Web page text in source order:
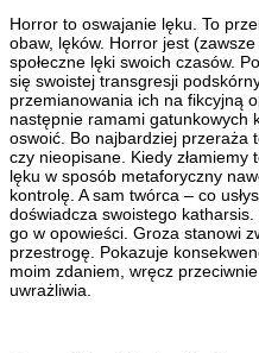
Horror to oswajanie lęku. To
obaw, lęków. Horror jest (zawsze
społeczne lęki swoich czasów.
się swoistej transgresji
przemianowania ich na fikcyjną
następnie ramami gatunkowych
oswoić. Bo najbardziej przeraża
czy nieopisane. Kiedy złamiemy
lęku w sposób metaforyczny
kontrolę. A sam twórca – co
doświadcza swoistego
go w opowieści. Groza stanowi
przestrogę. Pokazuje
moim zdaniem, wręcz
uwrażliwia.